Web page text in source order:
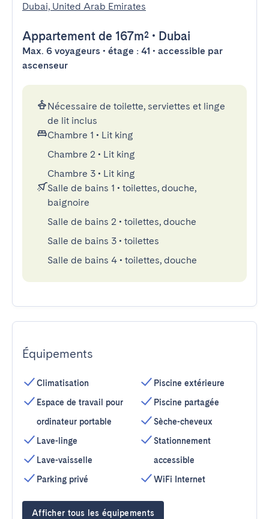
Dubai, United Arab Emirates
Appartement de 167m² • Dubai
Max. 6 voyageurs • étage : 41 • accessible par
ascenseur
Nécessaire de toilette, serviettes et linge
de lit inclus
Chambre 1 • Lit king
Chambre 2 • Lit king
Chambre 3 • Lit king
Salle de bains 1 • toilettes, douche,
baignoire
Salle de bains 2 • toilettes, douche
Salle de bains 3 • toilettes
Salle de bains 4 • toilettes, douche
Équipements
Climatisation
Espace de travail pour
ordinateur portable
Lave-linge
Lave-vaisselle
Parking privé
Piscine extérieure
Piscine partagée
Sèche-cheveux
Stationnement
accessible
WiFi Internet
Afficher tous les équipements